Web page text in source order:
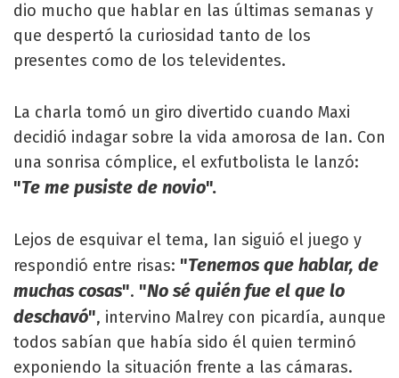
dio mucho que hablar en las últimas semanas y
que despertó la curiosidad tanto de los
presentes como de los televidentes.
La charla tomó un giro divertido cuando Maxi
decidió indagar sobre la vida amorosa de Ian. Con
una sonrisa cómplice, el exfutbolista le lanzó:
"Te me pusiste de novio".
Lejos de esquivar el tema, Ian siguió el juego y
respondió entre risas: "Tenemos que hablar, de
muchas cosas". "No sé quién fue el que lo
deschavó", intervino Malrey con picardía, aunque
todos sabían que había sido él quien terminó
exponiendo la situación frente a las cámaras.